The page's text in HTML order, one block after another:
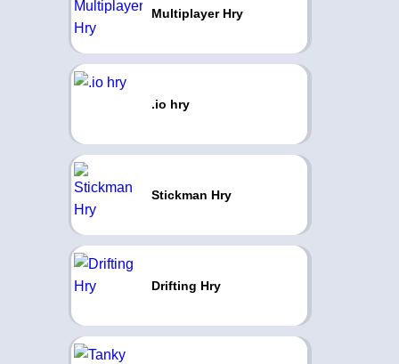
Multiplayer Hry
.io hry
Stickman Hry
Drifting Hry